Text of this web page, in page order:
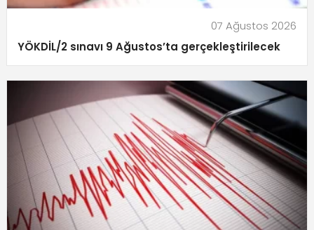
07 Ağustos 2026
YÖKDİL/2 sınavı 9 Ağustos’ta gerçekleştirilecek